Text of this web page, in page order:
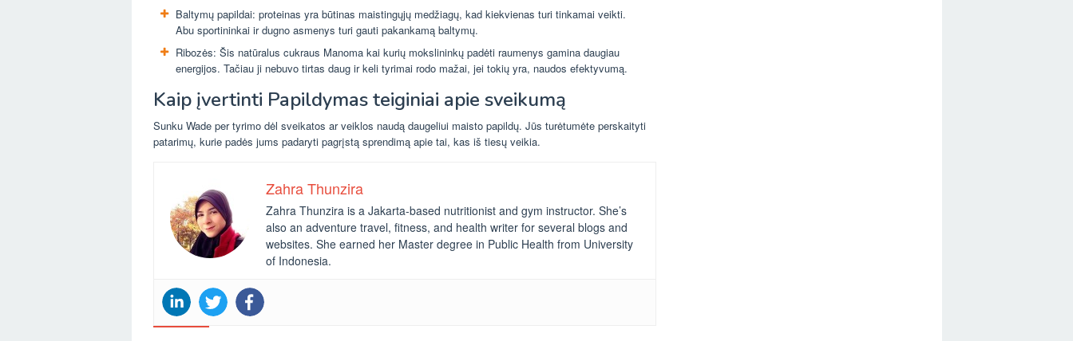
Baltymų papildai: proteinas yra būtinas maistingųjų medžiagų, kad kiekvienas turi tinkamai veikti.
Abu sportininkai ir dugno asmenys turi gauti pakankamą baltymų.
Ribozės: Šis natūralus cukraus Manoma kai kurių mokslininkų padėti raumenys gamina daugiau
energijos. Tačiau ji nebuvo tirtas daug ir keli tyrimai rodo mažai, jei tokių yra, naudos efektyvumą.
Kaip įvertinti Papildymas teiginiai apie sveikumą
Sunku Wade per tyrimo dėl sveikatos ar veiklos naudą daugeliui maisto papildų. Jūs turėtumėte perskaityti
patarimų, kurie padės jums padaryti pagrįstą sprendimą apie tai, kas iš tiesų veikia.
Zahra Thunzira
Zahra Thunzira is a Jakarta-based nutritionist and gym instructor. She’s
also an adventure travel, fitness, and health writer for several blogs and
websites. She earned her Master degree in Public Health from University
of Indonesia.